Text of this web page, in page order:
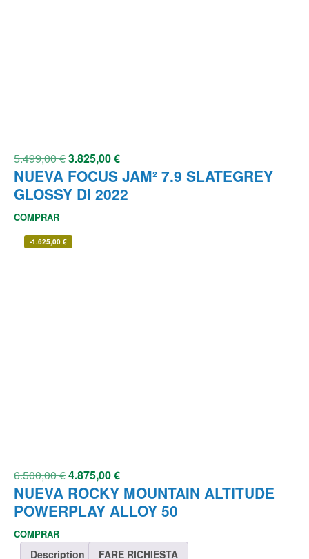
5.499,00€3.825,00€
NUEVA FOCUS JAM² 7.9 SLATEGREY
GLOSSY DI 2022
COMPRAR
-1.625,00 €
6.500,00€4.875,00€
NUEVA ROCKY MOUNTAIN ALTITUDE
POWERPLAY ALLOY 50
COMPRAR
Description FARE RICHIESTA